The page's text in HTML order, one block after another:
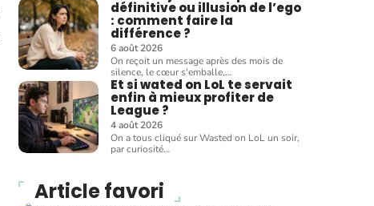
définitive ou illusion de l’ego
: comment faire la
différence ?
6 août 2026
On reçoit un message après des mois de
silence, le cœur s'emballe,…
Et si wated on LoL te servait
enfin à mieux profiter de
League ?
4 août 2026
On a tous cliqué sur Wasted on LoL un soir,
par curiosité…
Article favori